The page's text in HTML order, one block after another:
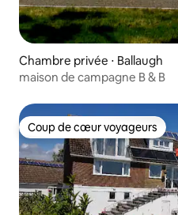
Chambre privée ⋅ Ballaugh
maison de campagne B & B
Coup de cœur voyageurs
Coup de cœur voyageurs